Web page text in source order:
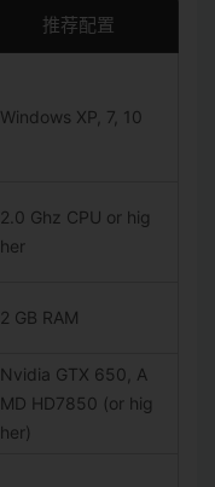
推荐配置
Windows XP, 7, 10
2.0 Ghz CPU or hig
her
2 GB RAM
Nvidia GTX 650, A
MD HD7850 (or hig
her)